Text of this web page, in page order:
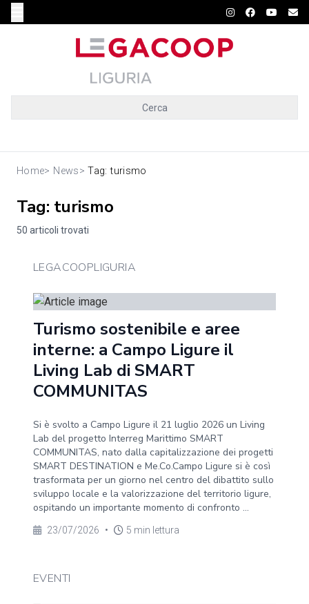
Cerca
Home> News> Tag: turismo
Tag: turismo
50 articoli trovati
LEGACOOPLIGURIA
Turismo sostenibile e aree
interne: a Campo Ligure il
Living Lab di SMART
COMMUNITAS
Si è svolto a Campo Ligure il 21 luglio 2026 un Living
Lab del progetto Interreg Marittimo SMART
COMMUNITAS, nato dalla capitalizzazione dei progetti
SMART DESTINATION e Me.Co.Campo Ligure si è così
trasformata per un giorno nel centro del dibattito sullo
sviluppo locale e la valorizzazione del territorio ligure,
ospitando un importante momento di confronto ...
23/07/2026 • 5 min lettura
EVENTI